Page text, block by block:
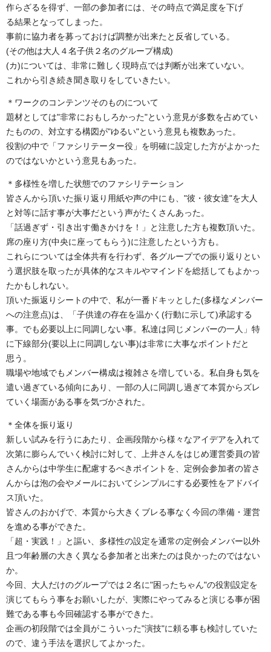
作らざるを得ず、一部の参加者には、その時点で満足度を下げ
る結果となってしまった。
事前に協力者を募っておけば調整が出来たと反省している。
(その他は大人４名子供２名のグループ構成)
(カ)については、非常に難しく現時点では判断が出来ていない。
これから引き続き聞き取りをしていきたい。
＊ワークのコンテンツそのものについて
題材としては"非常におもしろかった"という意見が多数を占めてい
たものの、対立する構図が"ゆるい"という意見も複数あった。
役割の中で「ファシリテーター役」を明確に設定した方がよかった
のではないかという意見もあった。
＊多様性を増した状態でのファシリテーション
皆さんから頂いた振り返り用紙や声の中にも、"彼・彼女達"を大人
と対等に話す事が大事だという声がたくさんあった。
「話過ぎず・引き出す働きかけを！」と注意した方も複数頂いた。
席の座り方(中央に座ってもらう)に注意したという方も。
これらについては全体共有を行わず、各グループでの振り返りとい
う選択肢を取ったが具体的なスキルやマインドを総括してもよかっ
たかもしれない。
頂いた振返りシートの中で、私が一番ドキッとした(多様なメンバー
への注意点)は、「子供達の存在を温かく(行動に示して)承認する
事。でも必要以上に同調しない事。私達は同じメンバーの一人」特
に下線部分(要以上に同調しない事)は非常に大事なポイントだと
思う。
職場や地域でもメンバー構成は複雑さを増している。私自身も気を
遣い過ぎている傾向にあり、一部の人に同調し過ぎて本質からズレ
ていく場面がある事を気づかされた。
＊全体を振り返り
新しい試みを行うにあたり、企画段階から様々なアイデアを入れて
次第に膨らんでいく検討に対して、上井さんをはじめ運営委員の皆
さんからは中学生に配慮するべきポイントを、定例会参加者の皆さ
んからは泡の会やメールにおいてシンプルにする必要性をアドバイ
ス頂いた。
皆さんのおかげで、本質から大きくブレる事なく今回の準備・運営
を進める事ができた。
「超・実践！」と謳い、多様性の設定を通常の定例会メンバー以外
且つ年齢層の大きく異なる参加者と出来たのは良かったのではない
か。
今回、大人だけのグループでは２名に"困ったちゃん"の役割設定を
演じてもらう事をお願いしたが、実際にやってみると演じる事が困
難である事も今回確認する事ができた。
企画の初段階では全員がこういった"演技"に頼る事も検討していた
ので、違う手法を選択してよかった。